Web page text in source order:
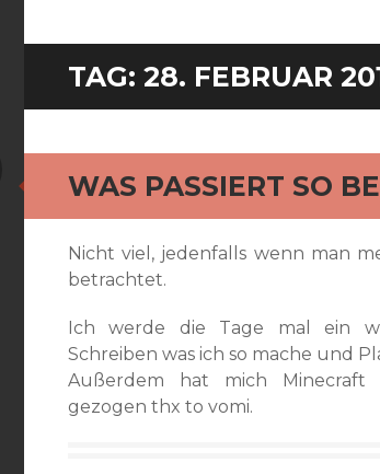
TAG: 28. FEBRUAR
WAS PASSIERT SO
Standard
Nicht viel, jedenfalls wenn man
betrachtet.
Ich werde die Tage mal ein
Schreiben was ich so mache und
Außerdem hat mich
gezogen thx to vomi.